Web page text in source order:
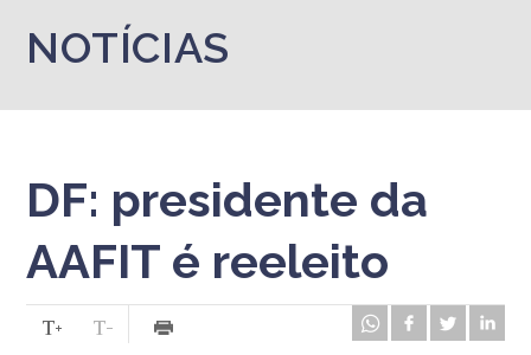
NOTÍCIAS
DF: presidente da
AAFIT é reeleito